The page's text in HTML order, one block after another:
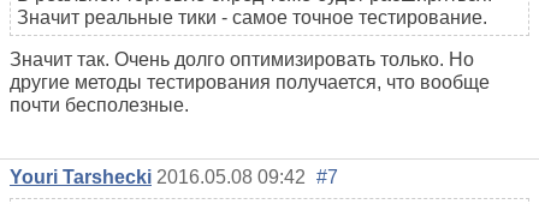
Значит реальные тики - самое точное тестирование.
Значит так. Очень долго оптимизировать только. Но
другие методы тестирования получается, что вообще
почти бесполезные.
Youri Tarshecki 2016.05.08 09:42 #7